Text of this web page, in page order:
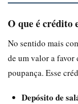
O que é crédito
No sentido mais
de um valor a
poupança. Esse
Depósito de